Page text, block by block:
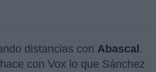
distancias con Abascal.
con Vox lo que Sánchez